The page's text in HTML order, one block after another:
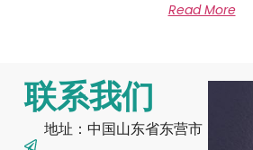
0
out
of
Read More
联系我们
地址：中国山东省东营市